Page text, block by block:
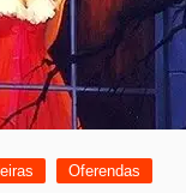
Oferendas